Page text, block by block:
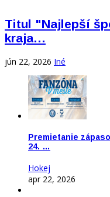
Titul "Najlepší
kraja…
jún 22, 2026 Iné
Premietanie
24. …
Hokej
apr 22, 2026